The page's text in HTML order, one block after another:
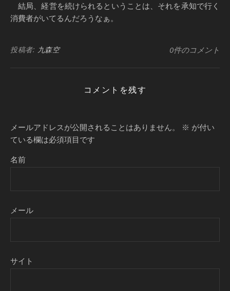
結局、経営を続けられるということは、それを承知で行く
消費者がいてるんだろうなぁ。
投稿者: 九森空 0件のコメント
コメントを残す
メールアドレスが公開されることはありません。 ※ が付い
ている欄は必須項目です
名前
メール
サイト